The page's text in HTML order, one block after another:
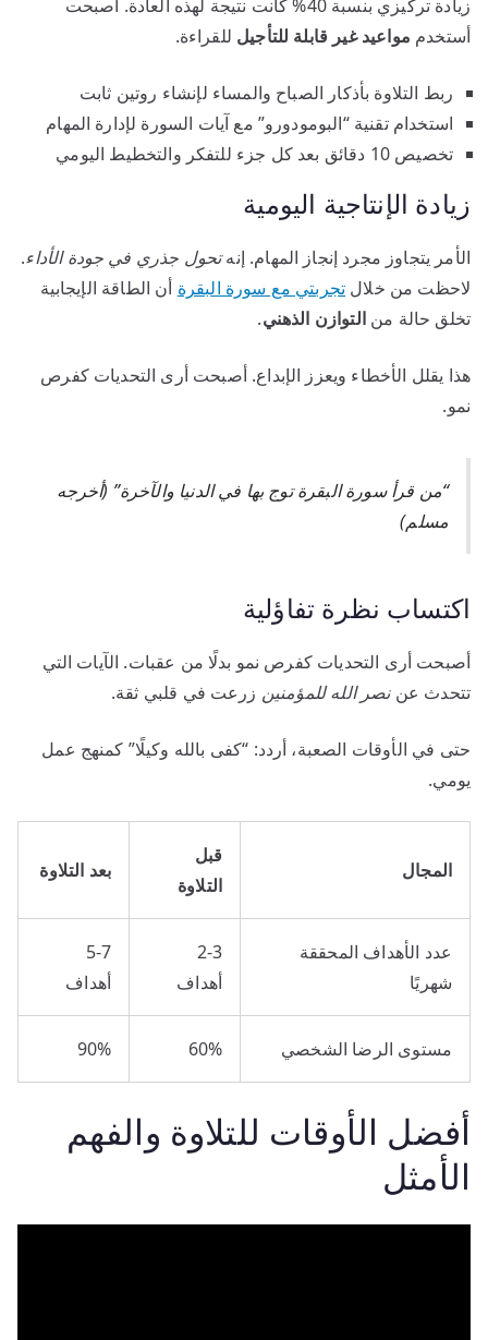
زيادة تركيزي بنسبة 40% كانت نتيجة لهذه العادة. أصبحت
أستخدم مواعيد غير قابلة للتأجيل للقراءة.
ربط التلاوة بأذكار الصباح والمساء لإنشاء روتين ثابت
استخدام تقنية “البومودورو” مع آيات السورة لإدارة المهام
تخصيص 10 دقائق بعد كل جزء للتفكر والتخطيط اليومي
زيادة الإنتاجية اليومية
الأمر يتجاوز مجرد إنجاز المهام. إنهتحول جذري في جودة الأداء.
لاحظت من خلال تجربتي مع سورة البقرة أن الطاقة الإيجابية
تخلق حالة منالتوازن الذهني.
هذا يقلل الأخطاء ويعزز الإبداع. أصبحت أرى التحديات كفرص
نمو.
“من قرأ سورة البقرة توج بها في الدنيا والآخرة” (أخرجه
مسلم)
اكتساب نظرة تفاؤلية
أصبحت أرى التحديات كفرص نمو بدلًا من عقبات. الآيات التي
تتحدث عننصر الله للمؤمنين زرعت في قلبي ثقة.
حتى في الأوقات الصعبة، أردد: “كفى بالله وكيلًا” كمنهج عمل
يومي.
المجال
قبل
التلاوة
بعد التلاوة
عدد الأهداف المحققة
شهريًا
2-3
أهداف
5-7
أهداف
مستوى الرضا الشخصي 60%
90%
أفضل الأوقات للتلاوة والفهم
الأمثل